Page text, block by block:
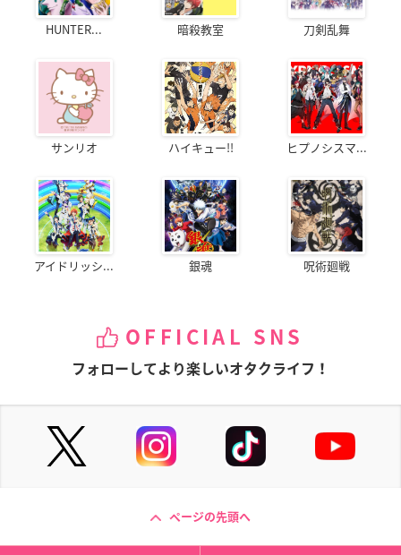
HUNTER... 暗殺教室 刀剣乱舞
サンリオ ハイキュー!! ヒプノシスマ...
アイドリッシ... 銀魂 呪術廻戦
OFFICIAL SNS
フォローしてより楽しいオタクライフ！
ページの先頭へ